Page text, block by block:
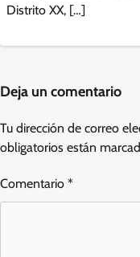
Distrito XX, […]
Deja un comentario
Tu dirección de correo
obligatorios están
Comentario *